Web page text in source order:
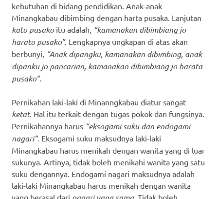
kebutuhan di bidang pendidikan. Anak-anak
Minangkabau dibimbing dengan harta pusaka. Lanjutan
kato pusakoitu adalah, “kamanakan dibimbiang jo
harato pusako”. Lengkapnya ungkapan di atas akan
berbunyi, “Anak dipangku, kamanakan dibimbing, anak
dipanku jo pancarian, kamanakan dibimbiang jo harata
pusako”.
Pernikahan laki-laki di Minanngkabau diatur sangat
ketat. Hal itu terkait dengan tugas pokok dan fungsinya.
Pernikahannya harus “eksogami suku dan endogami
nagari”. Eksogami suku maksudnya laki-laki
Minangkabau harus menikah dengan wanita yang di luar
sukunya. Artinya, tidak boleh menikahi wanita yang satu
suku dengannya. Endogami nagari maksudnya adalah
laki-laki Minangkabau harus menikah dengan wanita
yang berasal dari
. Tidak boleh